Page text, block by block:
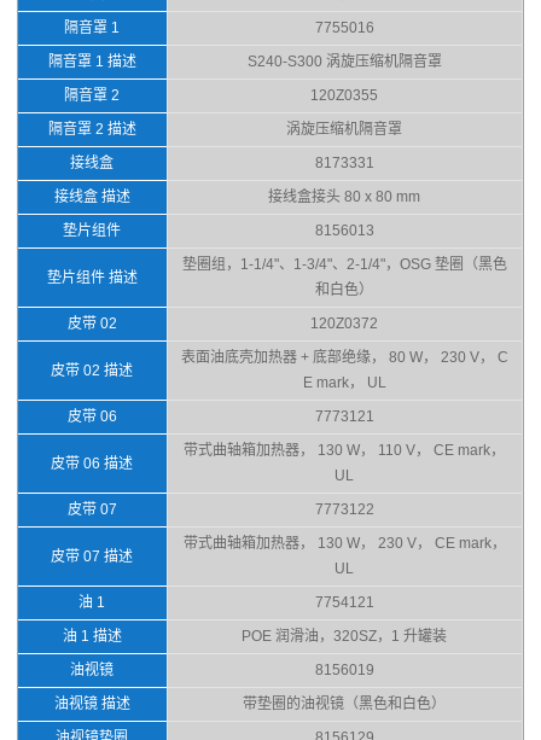
隔音罩 1
7755016
隔音罩 1 描述
S240-S300 涡旋压缩机隔音罩
隔音罩 2
120Z0355
隔音罩 2 描述
涡旋压缩机隔音罩
接线盒
8173331
接线盒 描述
接线盒接头 80 x 80 mm
垫片组件
8156013
垫片组件 描述
垫圈组，1-1/4"、1-3/4"、2-1/4"，OSG 垫圈（黑色
和白色）
皮带 02
120Z0372
皮带 02 描述
表面油底壳加热器 + 底部绝缘， 80 W， 230 V， C
E mark， UL
皮带 06
7773121
皮带 06 描述
带式曲轴箱加热器， 130 W， 110 V， CE mark，
UL
皮带 07
7773122
皮带 07 描述
带式曲轴箱加热器， 130 W， 230 V， CE mark，
UL
油 1
7754121
油 1 描述
POE 润滑油，320SZ，1 升罐装
油视镜
8156019
油视镜 描述
带垫圈的油视镜（黑色和白色）